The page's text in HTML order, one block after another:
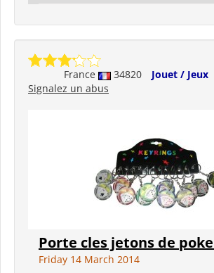
France 34820
Jouet / Jeux
Signalez un abus
Porte cles jetons de
Friday 14 March 2014